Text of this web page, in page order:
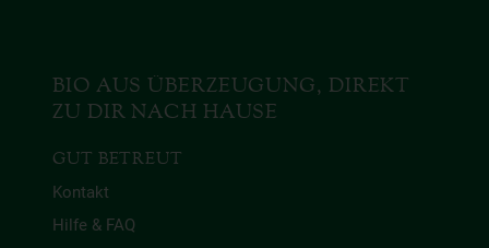
BIO AUS ÜBERZEUGUNG, DIREKT
ZU DIR NACH HAUSE
GUT BETREUT
Kontakt
Hilfe & FAQ